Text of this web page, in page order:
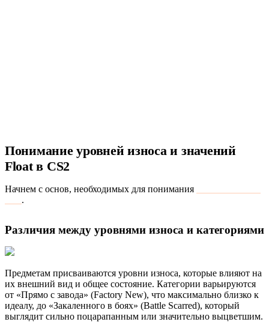
Понимание уровней износа и значений
Float в CS2
Начнем с основ, необходимых для понимания
.
Различия между уровнями износа и категориями
Предметам присваиваются уровни износа, которые влияют на
их внешний вид и общее состояние. Категории варьируются
от «Прямо с завода» (Factory New), что максимально близко к
идеалу, до «Закаленного в боях» (Battle Scarred), который
выглядит сильно поцарапанным или значительно выцветшим.